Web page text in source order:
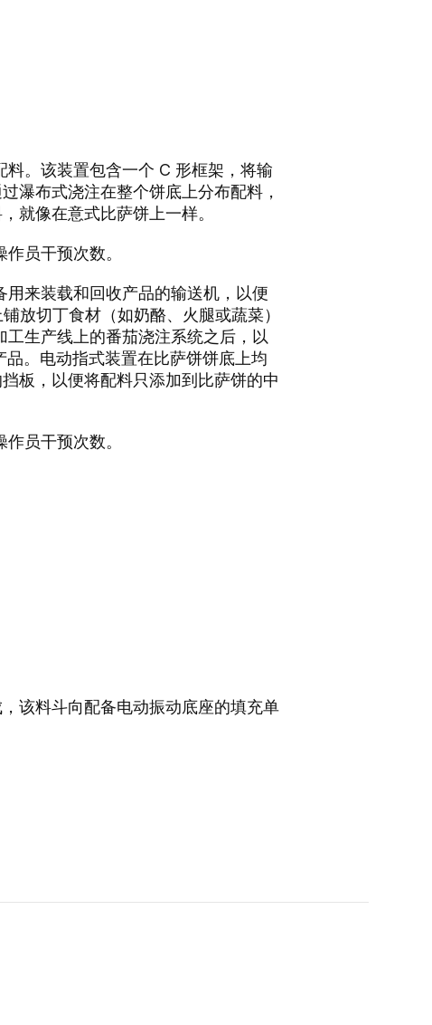
。该装置包含一个 C 形框架，将输
瀑布式浇注在整个饼底上分布配料，
就像在意式比萨饼上一样。
员干预次数。
来装载和回收产品的输送机，以便
放切丁食材（如奶酪、火腿或蔬菜）
生产线上的番茄浇注系统之后，以
。电动指式装置在比萨饼饼底上均
板，以便将配料只添加到比萨饼的中
员干预次数。
该料斗向配备电动振动底座的填充单